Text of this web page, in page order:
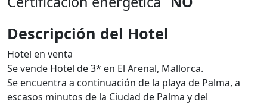
Descripción del Hotel
Hotel en venta
Se vende Hotel de 3* en El Arenal, Mallorca.
Se encuentra a continuación de la playa de Palma, a
escasos minutos de la Ciudad de Palma y del